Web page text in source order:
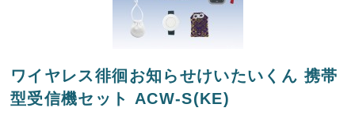
ワイヤレス徘徊お知らせけいたいくん 携帯
型受信機セット ACW-S(KE)